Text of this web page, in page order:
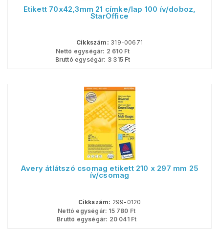
Etikett 70x42,3mm 21 címke/lap 100 ív/doboz,
StarOffice
Cikkszám: 319-00671
Nettó egységár: 2 610Ft
Bruttó egységár: 3 315Ft
Avery átlátszó csomag etikett 210 x 297 mm 25
ív/csomag
Cikkszám: 299-0120
Nettó egységár: 15 780 Ft
Bruttó egységár: 20 041Ft